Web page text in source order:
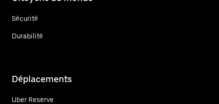
Sécurité
Durabilité
Déplacements
Uber Reserve